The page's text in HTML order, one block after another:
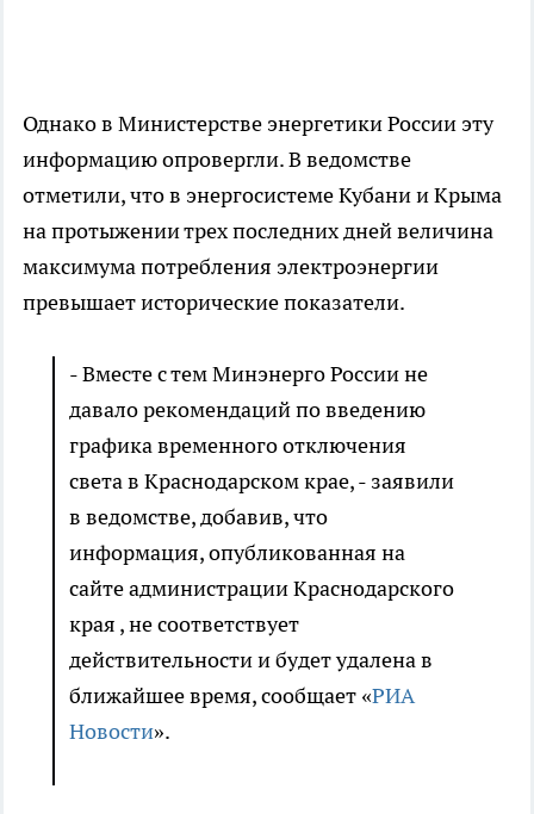
Однако в Министерстве энергетики России эту
информацию опровергли. В ведомстве
отметили, что в энергосистеме Кубани и Крыма
на протыжении трех последних дней величина
максимума потребления электроэнергии
превышает исторические показатели.
- Вместе с тем Минэнерго России не
давало рекомендаций по введению
графика временного отключения
света в Краснодарском крае, - заявили
в ведомстве, добавив, что
информация, опубликованная на
сайте администрации Краснодарского
края , не соответствует
действительности и будет удалена в
ближайшее время, сообщает «РИА
Новости».